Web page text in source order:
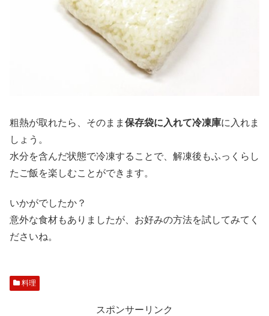
粗熱が取れたら、そのまま 保存袋に入れて冷凍庫に入れま
しょう。
水分を含んだ状態で冷凍することで、解凍後もふっくらし
たご飯を楽しむことができます。
いかがでしたか？
意外な食材もありましたが、お好みの方法を試してみてく
ださいね。
料理
スポンサーリンク